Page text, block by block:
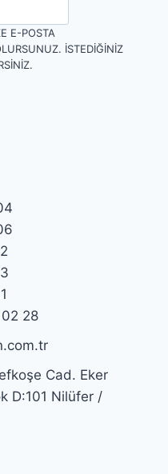
E-POSTA
İSTEDIĞINIZ
28
Cad. Eker
D:101 Nilüfer /